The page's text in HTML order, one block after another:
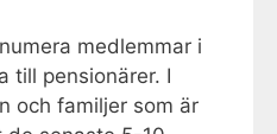
medlemmar i
till pensionärer. I
och familjer som är